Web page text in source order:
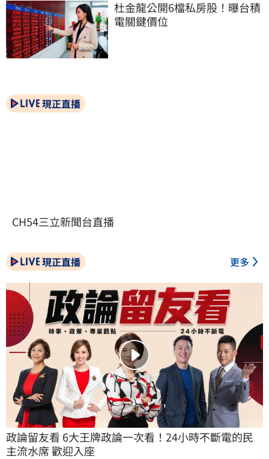
杜金龍公開6檔私房股！曝台積
電關鍵價位
現正直播
CH54三立新聞台直播
現正直播 更多
政論留友看 6大王牌政論一次看！24小時不斷電的民
主流水席 歡迎入座